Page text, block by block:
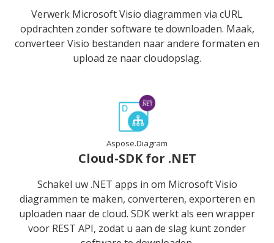
Verwerk Microsoft Visio diagrammen via cURL
opdrachten zonder software te downloaden. Maak,
converteer Visio bestanden naar andere formaten en
upload ze naar cloudopslag.
Aspose.Diagram
Cloud-SDK for .NET
Schakel uw .NET apps in om Microsoft Visio
diagrammen te maken, converteren, exporteren en
uploaden naar de cloud. SDK werkt als een wrapper
voor REST API, zodat u aan de slag kunt zonder